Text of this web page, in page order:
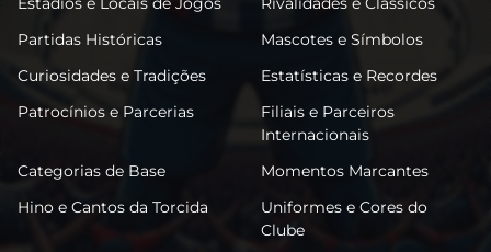
Partidas Históricas
Mascotes e Símbolos
Curiosidades e Tradições
Estatísticas e Recordes
Patrocínios e Parcerias
Filiais e Parceiros
Internacionais
Categorias de Base
Momentos Marcantes
Hino e Cantos da Torcida
Uniformes e Cores do
Clube